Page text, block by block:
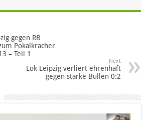
gegen RB
Pokalkracher
– Teil 1
Next
Lok Leipzig verliert ehrenhaft
gegen starke Bullen 0:2